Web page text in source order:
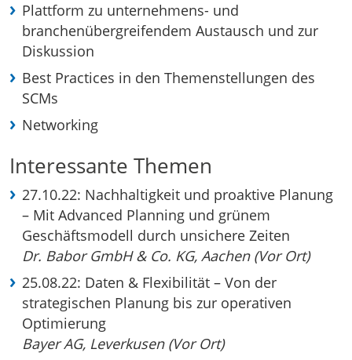
Plattform zu unternehmens- und
branchenübergreifendem Austausch und zur
Diskussion
Best Practices in den Themenstellungen des
SCMs
Networking
Interessante Themen
27.10.22: Nachhaltigkeit und proaktive Planung
– Mit Advanced Planning und grünem
Geschäftsmodell durch unsichere Zeiten
Dr. Babor GmbH & Co. KG, Aachen (Vor Ort)
25.08.22: Daten & Flexibilität – Von der
strategischen Planung bis zur operativen
Optimierung
Bayer AG, Leverkusen (Vor Ort)